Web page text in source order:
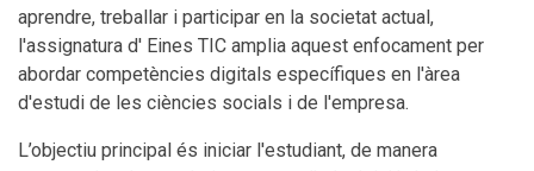
aprendre, treballar i participar en la societat actual,
l'assignatura d' Eines TIC amplia aquest enfocament per
abordar competències digitals específiques en l'àrea
d'estudi de les ciències socials i de l'empresa.
L’objectiu principal és iniciar l'estudiant, de manera